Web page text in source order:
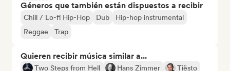
Géneros que también están dispuestos a recibir
Chill / Lo-fi Hip-Hop Dub
Hip-hop instrumental
Reggae
Trap
Quieren recibir música similar a...
Two Steps from Hell Hans Zimmer
Tiësto